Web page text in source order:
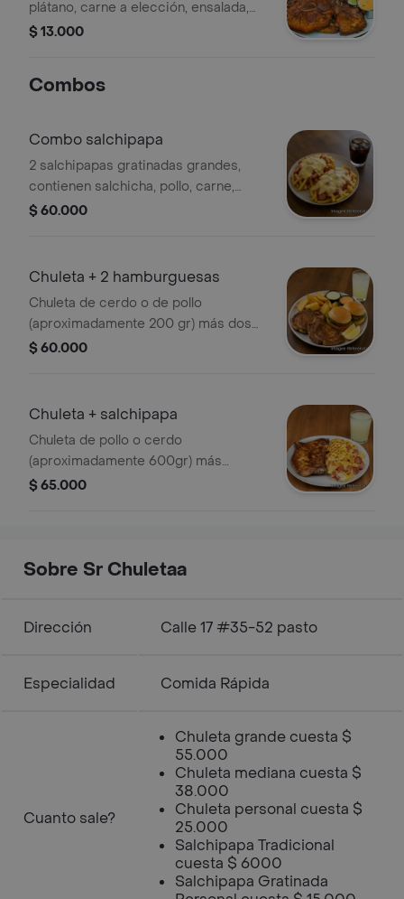
plátano, carne a elección, ensalada,
principio del día y jugo natural.
$ 13.000
Combos
Combo salchipapa
2 salchipapas gratinadas grandes,
contienen salchicha, pollo, carne,
chorizo, chuleta, slachichon, madurito,
$ 60.000
Chuleta + 2 hamburguesas
Chuleta de cerdo o de pollo
(aproximadamente 200 gr) más dos
hamburguesa sr chuleta, (Dos
caramelizada, doble queso y salsas)
acompañado de papas, limon, salsas
de la casa y un vaso de limonada
$ 60.000
Chuleta + salchipapa
Chuleta de pollo o cerdo
(aproximadamente 600gr) más
salchipapa gratinada mediana incluye
$ 65.000
Sobre Sr Chuletaa
Dirección Calle 17 #35-52 pasto
Especialidad Comida Rápida
Cuanto sale?
Chuleta grande cuesta $
55.000
Chuleta mediana cuesta $
38.000
Chuleta personal cuesta $
25.000
Salchipapa Tradicional
cuesta $ 6000
Salchipapa Gratinada